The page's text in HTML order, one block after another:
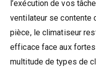
l’exécution de vos
ventilateur se contente
pièce, le climatiseur
efficace face aux fortes
multitude de types de